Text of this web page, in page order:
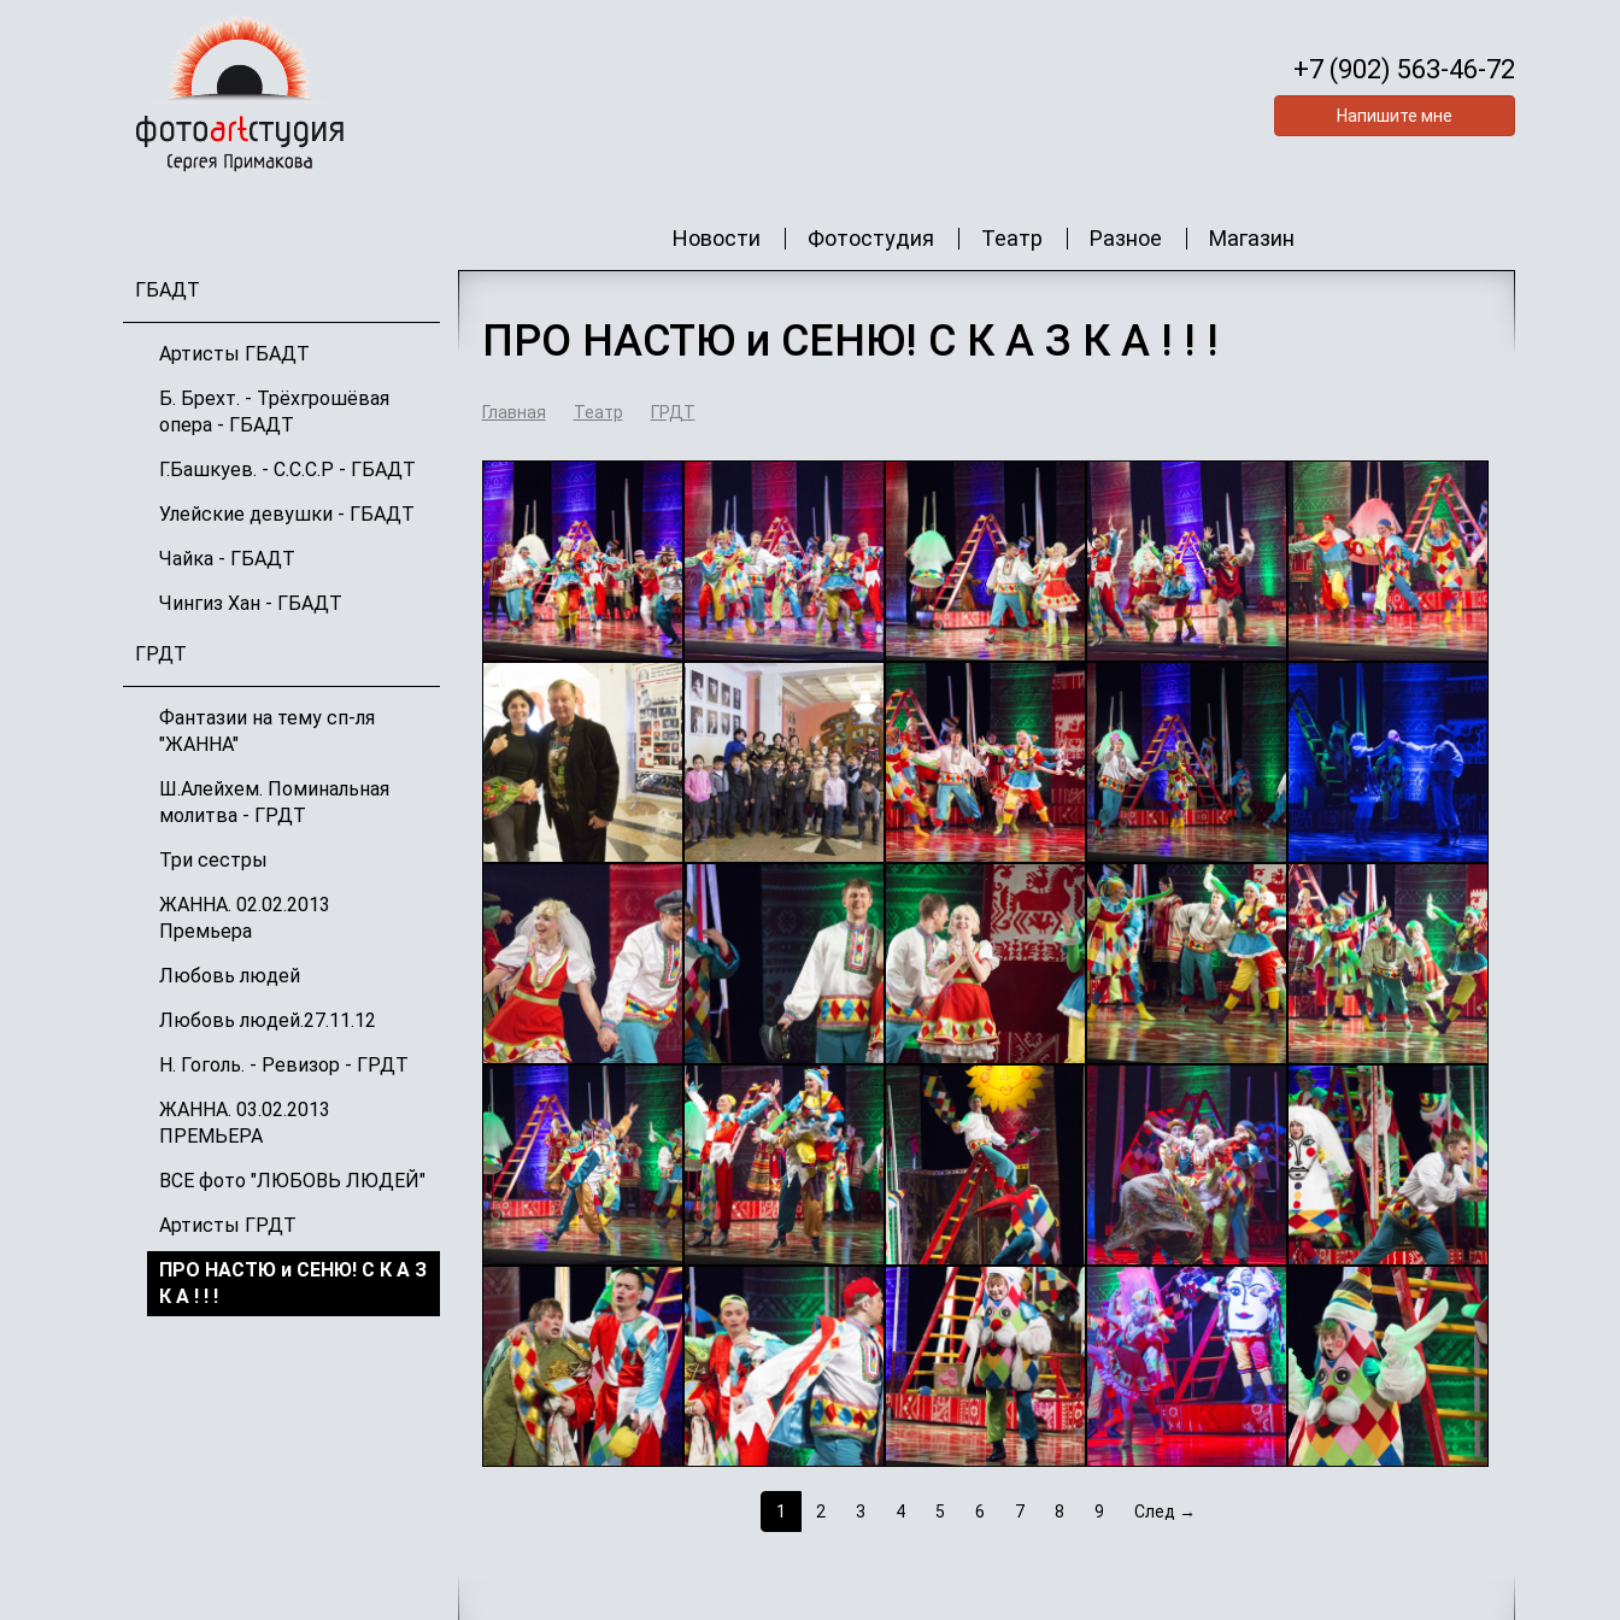
+7 (902) 563-46-72
Напишите мне
ГБАДТ
Артисты ГБАДТ
Б. Брехт. - Трёхгрошёвая
опера - ГБАДТ
Г.Башкуев. - С.С.С.Р - ГБАДТ
Улейские девушки - ГБАДТ
Чайка - ГБАДТ
Чингиз Хан - ГБАДТ
ГРДТ
Фантазии на тему сп-ля
"ЖАННА"
Ш.Алейхем. Поминальная
молитва - ГРДТ
Три сестры
ЖАННА. 02.02.2013
Премьера
Любовь людей
Любовь людей.27.11.12
Н. Гоголь. - Ревизор - ГРДТ
ЖАННА. 03.02.2013
ПРЕМЬЕРА
ВСЕ фото "ЛЮБОВЬ ЛЮДЕЙ"
Артисты ГРДТ
ПРО НАСТЮ и СЕНЮ! С К А З
К А ! ! !
Новости Фотостудия Театр Разное Магазин
ПРО НАСТЮ и СЕНЮ! С К А З К А ! ! !
Главная Театр ГРДТ
1 2 3 4 5 6 7 8 9 След →